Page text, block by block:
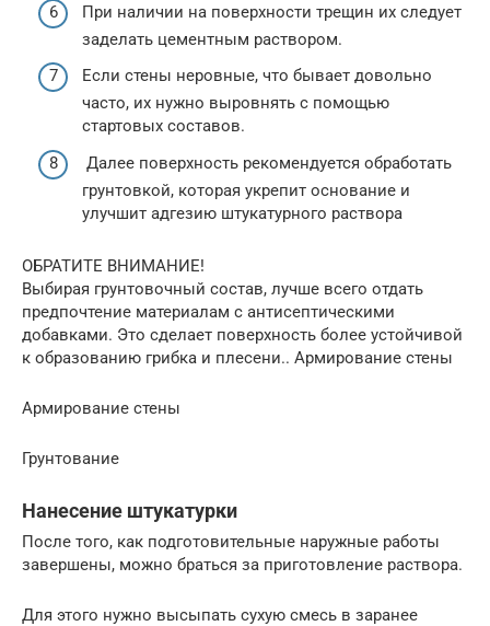
При наличии на поверхности трещин их следует
заделать цементным раствором.
Если стены неровные, что бывает довольно
часто, их нужно выровнять с помощью
стартовых составов.
Далее поверхность рекомендуется обработать
грунтовкой, которая укрепит основание и
улучшит адгезию штукатурного раствора
ОБРАТИТЕ ВНИМАНИЕ!
Выбирая грунтовочный состав, лучше всего отдать
предпочтение материалам с антисептическими
добавками. Это сделает поверхность более устойчивой
к образованию грибка и плесени.. Армирование стены
Армирование стены
Грунтование
Нанесение штукатурки
После того, как подготовительные наружные работы
завершены, можно браться за приготовление раствора.
Для этого нужно высыпать сухую смесь в заранее